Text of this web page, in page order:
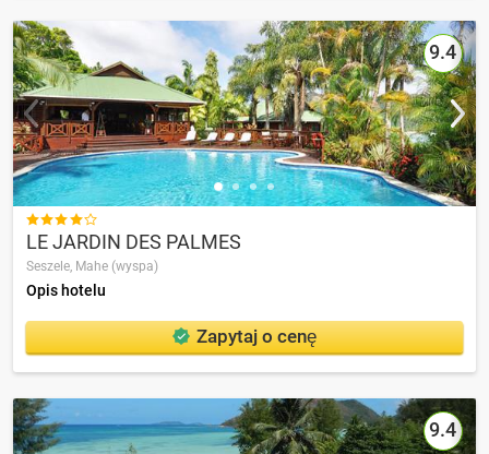
9.4

LE JARDIN DES PALMES
Seszele, Mahe (wyspa)
Opis hotelu
Zapytaj o cenę
9.4